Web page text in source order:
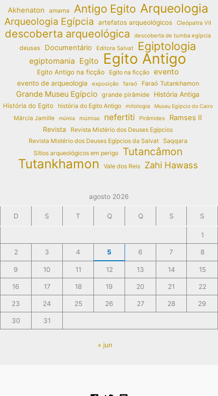
Akhenaton amarna Antigo Egito Arqueologia
Arqueologia Egípcia artefatos arqueológicos Cleópatra VII
descoberta arqueológica descoberta de tumba egípcia
deuses Documentário Editora Salvat Egiptologia
egiptomania Egito Egito Antigo
Egito Antigo na ficção Egito na ficção evento
evento de arqueologia exposição faraó Faraó Tutankhamon
Grande Museu Egípcio grande pirâmide
História Antiga
História do Egito
história do Egito Antigo mitologia Museu Egípcio do Cairo
Márcia Jamille múmia múmias nefertiti Pirâmides Ramses II
Revista
Revista Mistério dos Deuses Egípcios
Revista Mistério dos Deuses Egípcios da Salvat
Saqqara
Sítios arqueológicos em perigo
Tutancâmon
Tutankhamon Vale dos Reis Zahi Hawass
agosto 2026
D S T Q Q S S
1
2 3 4 5 6 7 8
9 10 11 12 13 14 15
16 17 18 19 20 21 22
23 24 25 26 27 28 29
30 31
« jun